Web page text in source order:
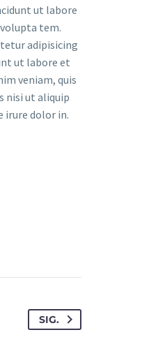
ut labore
tem.
adipisicing
ut labore et
veniam, quis
nisi ut aliquip
irure dolor in.
SIG.